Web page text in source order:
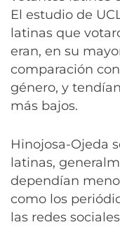
El estudio de
latinas que
eran, en su
comparación
género, y
más bajos.
Hinojosa-Ojeda
latinas,
dependían
como los
las redes